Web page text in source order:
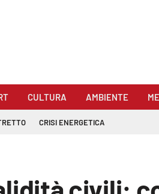
CULTURA AMBIENTE
CRISI ENERGETICA